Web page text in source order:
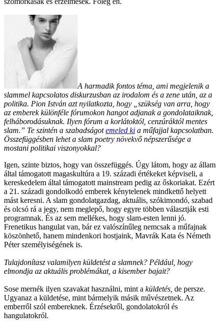
A harmadik fontos téma, ami megjelenik a
slammel kapcsolatos diskurzusban az irodalom és a zene után, az a
politika. Pion István azt nyilatkozta, hogy „szükség van arra, hogy
az emberek különféle fórumokon hangot adjanak a gondolataiknak,
felháborodásuknak. Ilyen fórum a korlátoktól, cenzúráktól mentes
slam.” Te szintén a szabadságotemeled ki a műfajjal kapcsolatban.
Összefüggésben lehet a slam poetry növekvő népszerűsége a
mostani politikai viszonyokkal?
Igen, szinte biztos, hogy van összefüggés. Úgy látom, hogy az állam
által támogatott magaskultúra a 19. századi értékeket képviseli, a
kereskedelem által támogatott mainstream pedig az őskoriakat. Ezért
a 21. századi gondolkodó emberek kénytelenek mindkettő helyett
mást keresni. A slam gondolatgazdag, aktuális, szókimondó, szabad
és olcsó rá a jegy, nem meglepő, hogy egyre többen választják esti
programnak. És az sem mellékes, hogy slam-esten lenni jó.
Frenetikus hangulat van, bár ez valószínűleg nemcsak a műfajnak
köszönhető, hanem mindenkori hostjaink, Mavrák Kata és Németh
Péter személyiségének is.
Tulajdonítasz valamilyen küldetést a slamnek? Például, hogy
elmondja az aktuális problémákat, a kisember bajait?
Sose mernék ilyen szavakat használni, mint a küldetés, de persze.
Ugyanaz a küldetése, mint bármelyik másik művészetnek. Az
emberről szól embereknek. Érzésekről, gondolatokról és
hangulatokról.